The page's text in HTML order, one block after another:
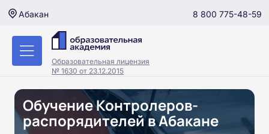
Абакан 8 800 775-48-59
Образовательная лицензия
№ 1630 от 23.12.2015
Обучение Контролеров-
распорядителей в Абакане